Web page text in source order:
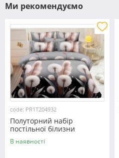
Ми рекомендуємо
code: PR1T204932
Полуторний набір
постільної білизни
150*220 із полікотону
№204932 Черешенька™
В наявності